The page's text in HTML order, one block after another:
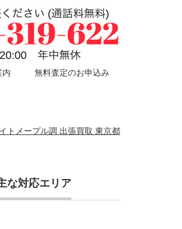
内 無料査定のお申込み
トメープル調 出張買取 東京都
な対応エリア